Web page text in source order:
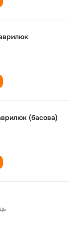
(басова)